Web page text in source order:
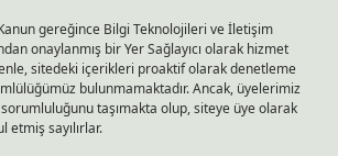
gereğince Bilgi Teknolojileri ve İletişim
onaylanmış bir Yer Sağlayıcı olarak hizmet
sitedeki içerikleri proaktif olarak denetleme
bulunmamaktadır. Ancak, üyelerimiz
taşımakta olup, siteye üye olarak
etmiş sayılırlar.